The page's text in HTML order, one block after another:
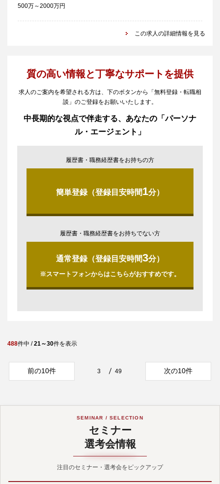
500万～2000万円
この求人の詳細情報を見る
質の高い情報と丁寧なサポートを提供
求人のご案内を希望される方は、下のボタンから「無料登録・転職相
談」のご登録をお願いいたします。
中長期的な視点で伴走する、あなたの「パーソナ
ル・エージェント」
履歴書・職務経歴書をお持ちの方
簡単登録（登録目安時間1分）
履歴書・職務経歴書をお持ちでない方
通常登録（登録目安時間3分）
※スマートフォンからはこちらがおすすめです。
488件中 /21～30件を表示
前の10件 3 49 次の10件
SEMINAR / SELECTION
セミナー
選考会情報
注目のセミナー・選考会をピックアップ